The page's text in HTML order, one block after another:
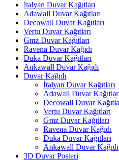
İtalyan Duvar Kağıtları
Adawall Duvar Kağıtları
Decowall Duvar Kağıtları
Vertu Duvar Kağıtları
Gmz Duvar Kağıtları
Ravena Duvar Kağıdı
Duka Duvar Kağıtları
Ankawall Duvar Kağıdı
Duvar Kağıdı
İtalyan Duvar Kağıtları
Adawall Duvar
Decowall Duvar
Vertu Duvar Kağıtları
Gmz Duvar Kağıtları
Ravena Duvar Kağıdı
Duka Duvar Kağıtları
Ankawall Duvar Kağıdı
3D Duvar Posteri